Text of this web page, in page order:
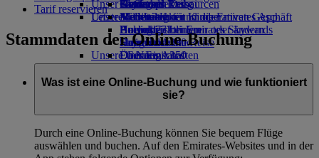
Getränke
Unsere Flotte
Boeing 777
Emirates A380
Emirates A350
Emirates Executive
Sitzpläne
Kinderspielzeug
Aktivitäten für Kinder
Unser Planet
Nachhaltigkeit im operativen Geschäft
Umweltrichtlinien
Umweltberichte
Unsere Gemeinschaften
Emirates Airline-StiftungEmirates Airline-
Stiftung Opens an external link in a new
Genf nach Dubai
Letzte Reiseziele
Helsinki
Hangzhou
Da Nang
Shenzhen
Siem Reap
Skywards Rail
Meilenrechner
Anmelden bei Emirates Skywards
Skywards+
Anfragen
Tools und Ressourcen
Mobiltelefon und die Emirates App
Buchung stornieren oder ändern
Unterbrochene Reise
Über Emirates
Tarif reservieren
Stammdaten der Online-Buchung
Was ist eine Online-Buchung und wie funktioniert
sie?
Durch eine Online-Buchung können Sie bequem Flüge
auswählen und buchen. Auf den Emirates-Websites und in der